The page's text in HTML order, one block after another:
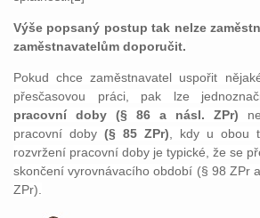
Výše popsaný postup tak nelze
zaměstnavatelům doporučit.
Pokud chce zaměstnavatel uspořit
přesčasovou práci, pak lze
pracovní doby (§ 86 a násl. ZPr)
pracovní doby (§ 85 ZPr) , kdy u obou
rozvržení pracovní doby je typické, že se
skončení vyrovnávacího období (§ 98 ZPr
ZPr).